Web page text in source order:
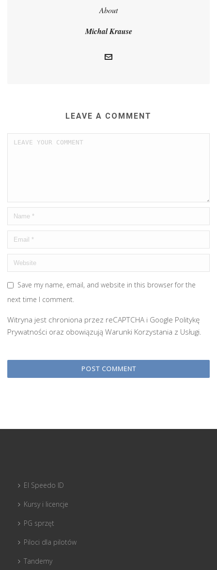
About
Michal Krause
LEAVE A COMMENT
Save my name, email, and website in this browser for the
next time I comment.
Witryna jest chroniona przez reCAPTCHA i Google Politykę
Prywatności oraz obowiązują Warunki Korzystania z Usługi.
El Speedo ID
Kursy i licencje
PG sprzęt
Piloci dla pilotów
Tandemy